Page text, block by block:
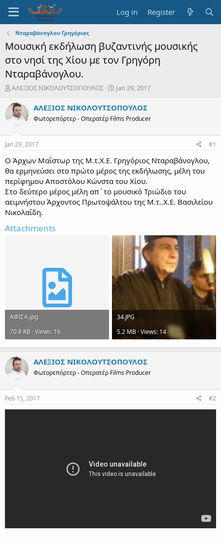
Log in Register
Νταραβάνογλου Γρηγόριος
Μουσική εκδήλωση βυζαντινής μουσικής
στο νησί της Χίου με τον Γρηγόρη
Νταραβάνογλου.
T
r
e
t
a
t
e
r
ΑΛΕΞΙΟΣ ΝΙΚΟΛΟΥΤΣΟΠΟΥΛΟΣ
S
a
t
e
Jan 29, 2017
ΑΛΕΞΙΟΣ ΝΙΚΟΛΟΥΤΣΟΠΟΥΛΟΣ
Φωτορεπόρτερ - Οπερατέρ Films Producer
Jan 29, 2017 #1
Ο Άρχων Μαΐστωρ της Μ.τ.Χ.Ε. Γρηγόριος Νταραβάνογλου,
θα ερμηνεύσει στο πρώτο μέρος της εκδήλωσης, μέλη του
περίφημου Αποστόλου Κώνστα του Χίου.
Στο δεύτερο μέρος μέλη απ΄το μουσικό Τριώδιο του
αειμνήστου Άρχοντος Πρωτοψάλτου της Μ.τ..Χ.Ε. Βασιλείου
Νικολαΐδη.
Attachments
ΑΦΙΣΑ.jpg
70.8 KB · Views: 16
34.JPG
5.2 MB · Views: 14
ΑΛΕΞΙΟΣ ΝΙΚΟΛΟΥΤΣΟΠΟΥΛΟΣ
Φωτορεπόρτερ - Οπερατέρ Films Producer
Feb 15, 2017 #2